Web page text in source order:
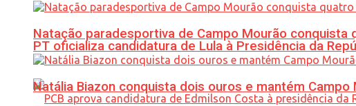
PT oficializa candidatura de Lula à Presidência da
Natação paradesportiva de Campo Mourão
Natália Biazon conquista dois ouros e mantém